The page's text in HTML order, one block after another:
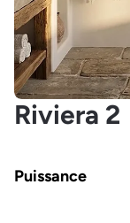
Riviera 2
Puissance